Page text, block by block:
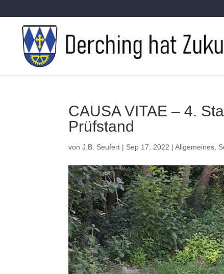
CAUSA VITAE – 4.
Prüfstand
vonJ.B. Seufert | Sep 17, 2022 |Allgemeines